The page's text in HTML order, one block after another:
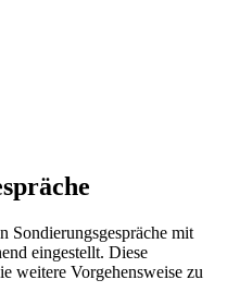
Sondierungsgespräche mit
eingestellt. Diese
weitere Vorgehensweise zu